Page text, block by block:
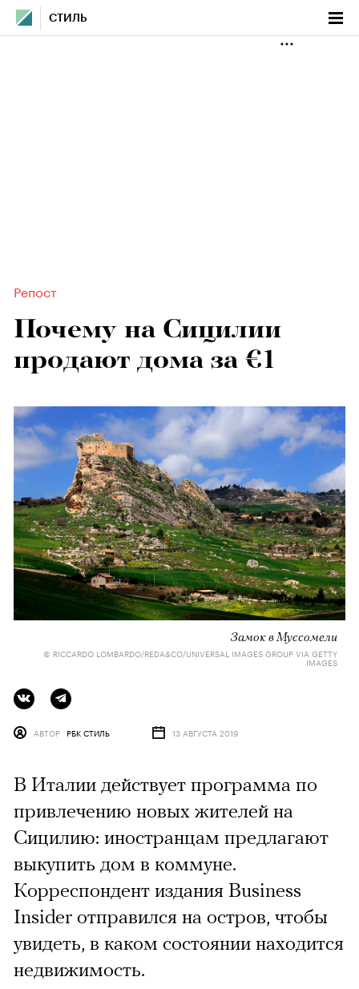
СТИЛЬ
Репост
Почему на Сицилии
продают дома за €1
Замок в Муссомели
© RICCARDO LOMBARDO/REDA&CO/UNIVERSAL IMAGES GROUP VIA GETTY
IMAGES
АВТОР РБК СТИЛЬ 13 АВГУСТА 2019
В Италии действует программа по
привлечению новых жителей на
Сицилию: иностранцам предлагают
выкупить дом в коммуне.
Корреспондент издания Business
Insider отправился на остров, чтобы
увидеть, в каком состоянии находится
недвижимость.